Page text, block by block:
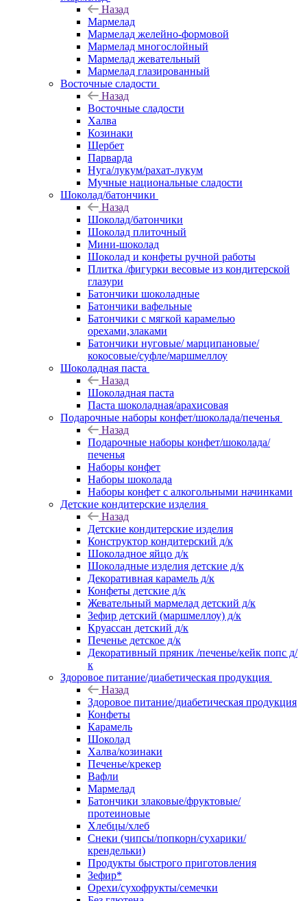
Назад
Мармелад
Мармелад желейно-формовой
Мармелад многослойный
Мармелад жевательный
Мармелад глазированный
Восточные сладости
Назад
Восточные сладости
Халва
Козинаки
Щербет
Парварда
Нуга/лукум/рахат-лукум
Мучные национальные сладости
Шоколад/батончики
Назад
Шоколад/батончики
Шоколад плиточный
Мини-шоколад
Шоколад и конфеты ручной работы
Плитка /фигурки весовые из кондитерской
глазури
Батончики шоколадные
Батончики вафельные
Батончики с мягкой карамелью
орехами,злаками
Батончики нуговые/ марципановые/
кокосовые/суфле/маршмеллоу
Шоколадная паста
Назад
Шоколадная паста
Паста шоколадная/арахисовая
Подарочные наборы конфет/шоколада/печенья
Назад
Подарочные наборы конфет/шоколада/
печенья
Наборы конфет
Наборы шоколада
Наборы конфет с алкогольными начинками
Детские кондитерские изделия
Назад
Детские кондитерские изделия
Конструктор кондитерский д/к
Шоколадное яйцо д/к
Шоколадные изделия детские д/к
Декоративная карамель д/к
Конфеты детские д/к
Жевательный мармелад детский д/к
Зефир детский (маршмеллоу) д/к
Круассан детский д/к
Печенье детское д/к
Декоративный пряник /печенье/кейк попс д/
к
Здоровое питание/диабетическая продукция
Назад
Здоровое питание/диабетическая продукция
Конфеты
Карамель
Шоколад
Халва/козинаки
Печенье/крекер
Вафли
Мармелад
Батончики злаковые/фруктовые/
протеиновые
Хлебцы/хлеб
Снеки (чипсы/попкорн/сухарики/
крендельки)
Продукты быстрого приготовления
Зефир*
Орехи/сухофрукты/семечки